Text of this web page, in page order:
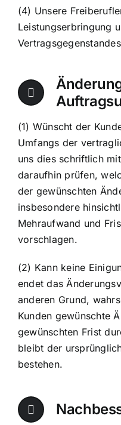
(4) Unsere
Leistungserbringung
(1) Wünscht der
Umfangs der
uns dies schriftlich
daraufhin prüfen,
der gewünschten
insbesondere
Mehraufwand und
vorschlagen.
(2) Kann keine
endet das
anderen Grund,
Kunden gewünschte
gewünschten Frist
bleibt der
bestehen.